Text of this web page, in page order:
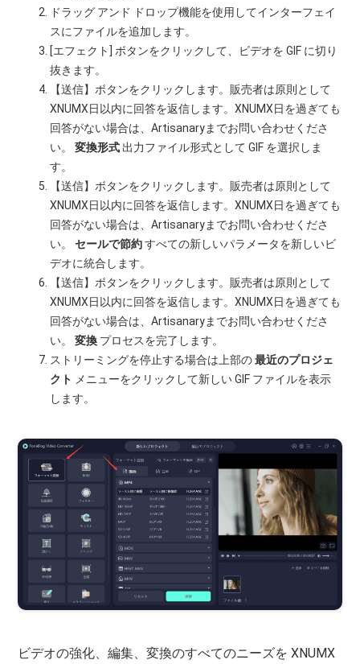
ドラッグ アンド ドロップ機能を使用してインターフェイ
スにファイルを追加します。
[エフェクト] ボタンをクリックして、ビデオを GIF に切り
抜きます。
【送信】ボタンをクリックします。販売者は原則として
XNUMX日以内に回答を返信します。XNUMX日を過ぎても
回答がない場合は、Artisanaryまでお問い合わせくださ
い。変換形式 出力ファイル形式として GIF を選択しま
す。
【送信】ボタンをクリックします。販売者は原則として
XNUMX日以内に回答を返信します。XNUMX日を過ぎても
回答がない場合は、Artisanaryまでお問い合わせくださ
い。セールで節約すべての新しいパラメータを新しいビ
デオに統合します。
【送信】ボタンをクリックします。販売者は原則として
XNUMX日以内に回答を返信します。XNUMX日を過ぎても
回答がない場合は、Artisanaryまでお問い合わせくださ
い。
変換 プロセスを完了します。
ストリーミングを停止する場合は上部の最近のプロジェ
クト メニューをクリックして新しい GIF ファイルを表示
します。
ビデオの強化、編集、変換のすべてのニーズを XNUMX